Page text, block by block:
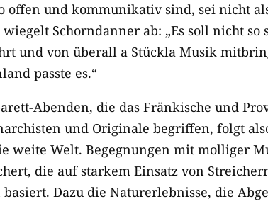
offen und kommunikativ sind, sei nicht
Schorndanner ab: „Es soll nicht so
und von überall a Stückla Musik
passte es.“
Abenden, die das Fränkische und
und Originale begriffen, folgt
weite Welt. Begegnungen mit molliger
die auf starkem Einsatz von
Dazu die Naturerlebnisse, die